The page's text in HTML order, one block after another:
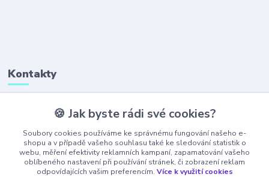
Kontakty
+420 777 323 641
(Po-Pá, 8-16 hod.)
obchod@ajaxshop.cz
🍪 Jak byste rádi své cookies?
Soubory cookies používáme ke správnému fungování našeho e-
shopu a v případě vašeho souhlasu také ke sledování statistik o
webu, měření efektivity reklamních kampaní, zapamatování vašeho
oblíbeného nastavení při používání stránek, či zobrazení reklam
odpovídajících vašim preferencím. Více k využití cookies